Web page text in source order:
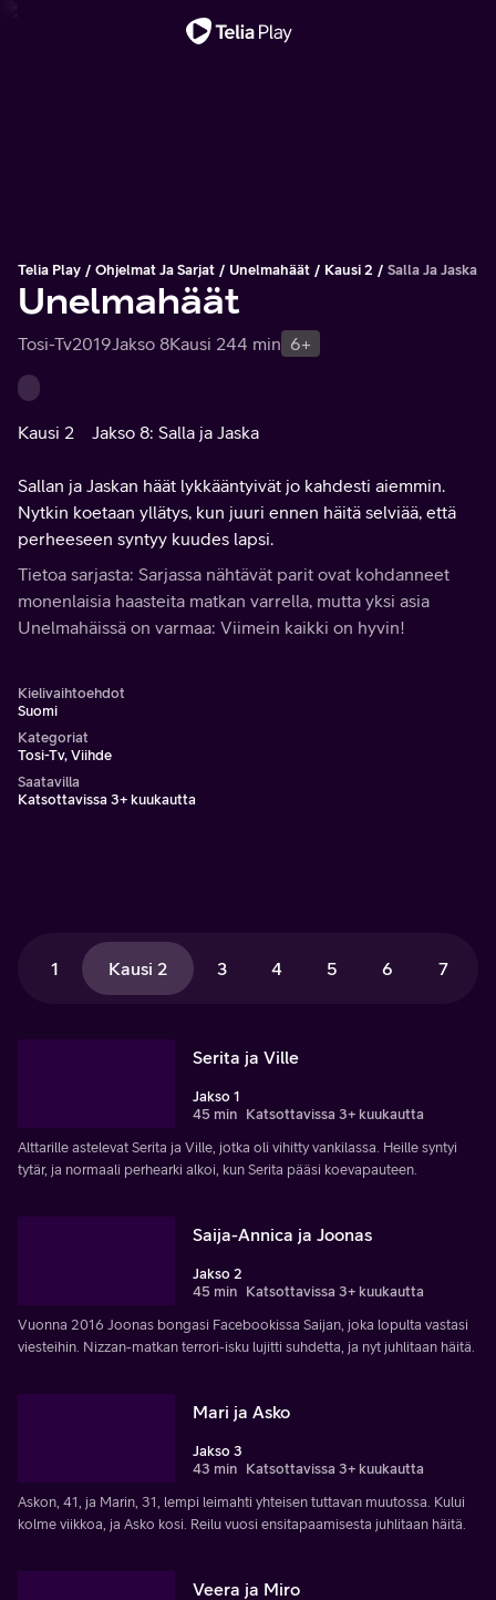
Telia Play Ohjelmat Ja Sarjat Unelmahäät Kausi 2 Salla Ja Jaska
Unelmahäät
Tosi-Tv2019Jakso 8Kausi 244 min 6+
Kausi 2 Jakso 8: Salla ja Jaska
Sallan ja Jaskan häät lykkääntyivät jo kahdesti aiemmin.
Nytkin koetaan yllätys, kun juuri ennen häitä selviää, että
perheeseen syntyy kuudes lapsi.
Tietoa sarjasta: Sarjassa nähtävät parit ovat kohdanneet
monenlaisia haasteita matkan varrella, mutta yksi asia
Unelmahäissä on varmaa: Viimein kaikki on hyvin!
Kielivaihtoehdot
Suomi
Kategoriat
Tosi-Tv, Viihde
Saatavilla
Katsottavissa 3+ kuukautta
1 Kausi 2 3 4 5 6 7
Serita ja Ville
Jakso 1
45 min Katsottavissa 3+ kuukautta
Alttarille astelevat Serita ja Ville, jotka oli vihitty vankilassa. Heille syntyi
tytär, ja normaali perhearki alkoi, kun Serita pääsi koevapauteen.
Saija-Annica ja Joonas
Jakso 2
45 min Katsottavissa 3+ kuukautta
Vuonna 2016 Joonas bongasi Facebookissa Saijan, joka lopulta vastasi
viesteihin. Nizzan-matkan terrori-isku lujitti suhdetta, ja nyt juhlitaan häitä.
Mari ja Asko
Jakso 3
43 min Katsottavissa 3+ kuukautta
Askon, 41, ja Marin, 31, lempi leimahti yhteisen tuttavan muutossa. Kului
kolme viikkoa, ja Asko kosi. Reilu vuosi ensitapaamisesta juhlitaan häitä.
Veera ja Miro